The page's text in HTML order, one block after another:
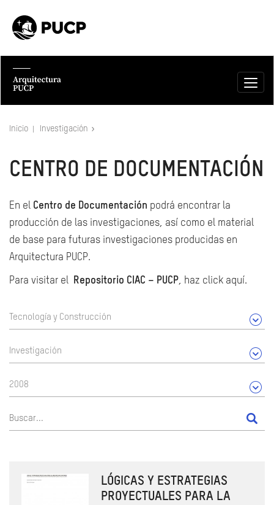
Inicio Investigación
CENTRO DE DOCUMENTACIÓN
En el Centro de Documentación podrá encontrar la
producción de las investigaciones, así como el material
de base para futuras investigaciones producidas en
Arquitectura PUCP.
Para visitar el Repositorio CIAC – PUCP, haz click aquí.
Tecnología y Construcción
Investigación
2008
LÓGICAS Y ESTRATEGIAS
PROYECTUALES PARA LA